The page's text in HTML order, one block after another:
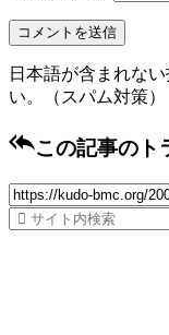
日本語が含まれな
い。（スパム対策）
この記事のト